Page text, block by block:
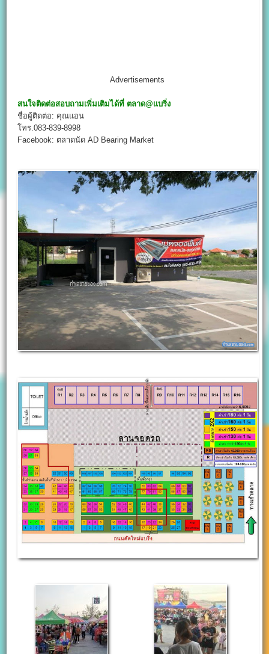
Advertisements
สนใจติดต่อสอบถามเพิ่มเติมได้ที่ ตลาด@แบริ่ง
ชื่อผู้ติดต่อ: คุณแอน
โทร.083-839-8998
Facebook: ตลาดนัด AD Bearing Market